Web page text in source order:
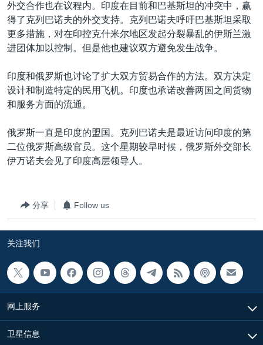
关注西藏
关注新疆
GEN Z 看美国
外交合作也在议程内。印度在目前和巴基斯坦的冲突中，赢
得了克列巴诺夫的外交支持。克列巴诺夫呼吁巴基斯坦采取
更多措施，对在印控克什米尔地区发起分裂暴乱的伊斯兰激
进团体加以控制。但是他也建议双方避免发生战争。
印度和俄罗斯也讨论了扩大双方贸易合作的方法。双方决定
设计和制造特定的民用飞机。印度也承诺改善两国之间货物
和服务方面的流通。
俄罗斯一直是印度的盟国。克列巴诺夫是最近访问印度的第
二位俄罗斯高级官员。这个星期较早时候，俄罗斯外交部长
伊万诺夫会见了印度高层领导人。
分享 Follow us
关注我们
网上服务
卫星信息